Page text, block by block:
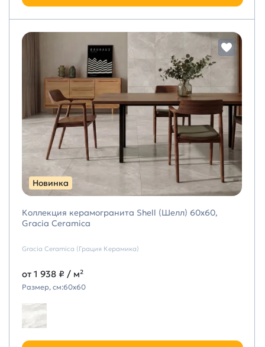
Новинка
Коллекция керамогранита Shell (Шелл) 60х60,
Gracia Ceramica
Gracia Ceramica (Грация Керамика)
от 1 938 ₽ / м²
Размер, см:60х60